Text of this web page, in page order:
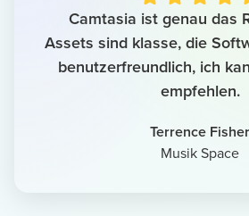
Camtasia ist genau das
Assets sind klasse, die
benutzerfreundlich, ich
empfehlen.
Terrence Fisher
Musik Space